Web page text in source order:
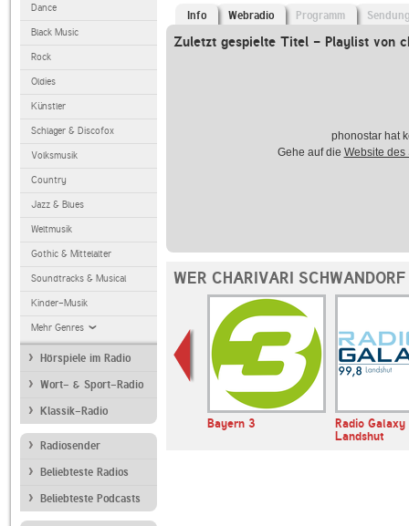
Dance
Black Music
Rock
Oldies
Künstler
Schlager & Discofox
Volksmusik
Country
Jazz & Blues
Weltmusik
Gothic & Mittelalter
Soundtracks & Musical
Kinder-Musik
Mehr Genres
Hörspiele im Radio
Wort- & Sport-Radio
Klassik-Radio
Radiosender
Beliebteste Radios
Beliebteste Podcasts
Info Webradio Programm
Zuletzt gespielte Titel - Playlist von
phonostar hat
Gehe auf die Website des
WER CHARIVARI
SWR3 Bayern 3
Radio Galaxy
Landshut